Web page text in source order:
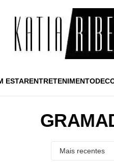
ESTARENTRETENIMENTO